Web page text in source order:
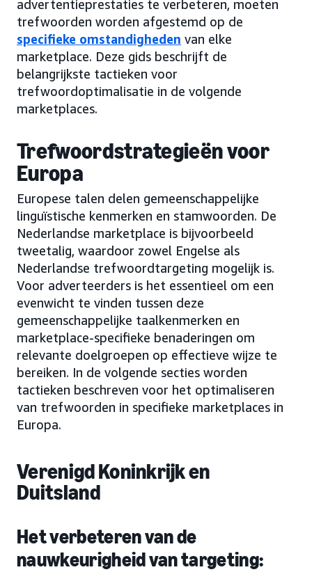
advertentieprestaties te verbeteren, moeten
trefwoorden worden afgestemd op de
specifieke omstandigheden van elke
marketplace. Deze gids beschrijft de
belangrijkste tactieken voor
trefwoordoptimalisatie in de volgende
marketplaces.
Trefwoordstrategieën voor
Europa
Europese talen delen gemeenschappelijke
linguïstische kenmerken en stamwoorden. De
Nederlandse marketplace is bijvoorbeeld
tweetalig, waardoor zowel Engelse als
Nederlandse trefwoordtargeting mogelijk is.
Voor adverteerders is het essentieel om een
evenwicht te vinden tussen deze
gemeenschappelijke taalkenmerken en
marketplace-specifieke benaderingen om
relevante doelgroepen op effectieve wijze te
bereiken. In de volgende secties worden
tactieken beschreven voor het optimaliseren
van trefwoorden in specifieke marketplaces in
Europa.
Verenigd Koninkrijk en
Duitsland
Het verbeteren van de
nauwkeurigheid van targeting: